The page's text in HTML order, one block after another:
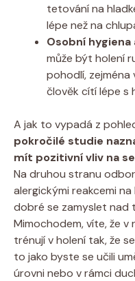
tetování na
lépe než na
Osobní hygiena
může být holení
pohodlí, zejména
člověk cítí lépe s
A jak to vypadá z
pokročilé studie
mít pozitivní vliv na
Na druhou stranu
alergickými reakcemi
dobré se zamyslet nad
Mimochodem, víte, že
trénují v holení tak, že
to jako byste se učili
úrovni nebo v rámci